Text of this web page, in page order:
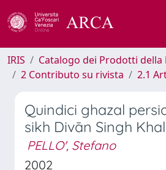
IRIS
Catalogo dei Prodotti della
2 Contributo su rivista
2.1
Quindici ghazal
sikh Divān Singh
PELLO', Stefano
2002